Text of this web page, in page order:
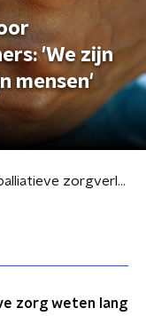
'We zijn
mensen'
Te weinig aandacht voor palliatieve zorgverleners: 'We zijn geen machines, we zijn mensen'
zorg weten lang